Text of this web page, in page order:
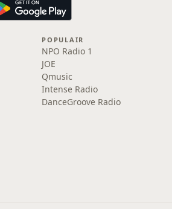
POPULAIR
NPO Radio 1
JOE
Qmusic
Intense Radio
DanceGroove Radio